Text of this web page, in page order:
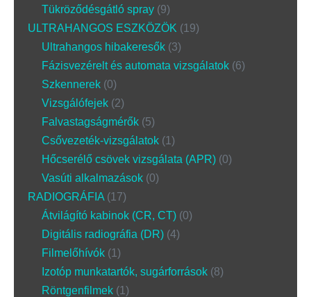
Tükröződésgátló spray 9
ULTRAHANGOS ESZKÖZÖK
19
Ultrahangos hibakeresők 3
Fázisvezérelt és automata vizsgálatok 6
Szkennerek 0
Vizsgálófejek 2
Falvastagságmérők 5
Csővezeték-vizsgálatok 1
Hőcserélő csövek vizsgálata (APR) 0
Vasúti alkalmazások 0
RADIOGRÁFIA 17
Átvilágító kabinok (CR, CT) 0
Digitális radiográfia (DR) 4
Filmelőhívók 1
Izotóp munkatartók, sugárforrások 8
Röntgenfilmek 1